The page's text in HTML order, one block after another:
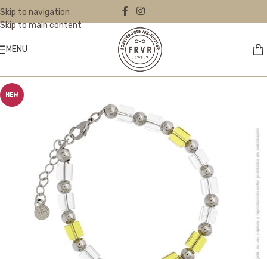
Skip to navigation
Skip to main content
MENU
NEW